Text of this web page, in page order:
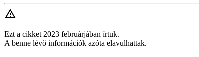
Ezt a cikket 2023 februárjában írtuk.
A benne lévő információk azóta elavulhattak.